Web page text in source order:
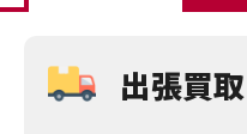
出張買取